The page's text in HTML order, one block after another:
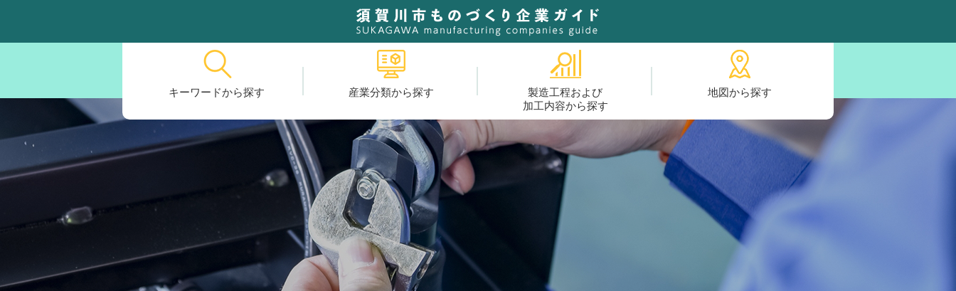
キーワードから探す 産業分類から探す
製造工程および
加工内容から探す
地図から探す